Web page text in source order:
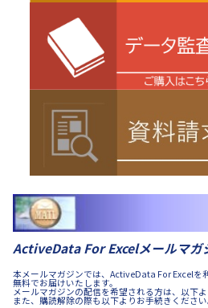
ActiveData For Excelメールマガ
本メールマガジンでは、ActiveData For Excelを
無料でお届けいたします。
メールマガジンの配信を希望される方は、以下
また、購読解除の際も以下よりお手続きください